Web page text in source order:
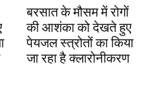
बरसात के मौसम में रोगों
की आशंका को देखते हुए
पेयजल स्त्रोतों का किया
जा रहा है क्लारोनीकरण